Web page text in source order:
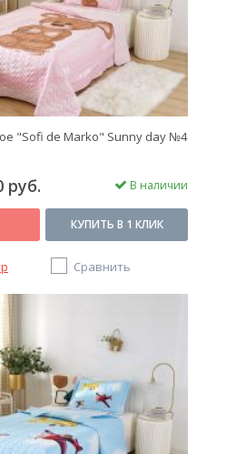
"Sofi de Marko" Sunny day №4
руб. В наличии
КУПИТЬ В 1 КЛИК
Сравнить